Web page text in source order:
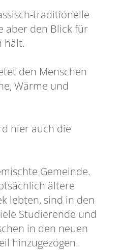
traditionelle
aber den Blick für
hält.
den Menschen
Wärme und
hier auch die
Gemeinde.
ältere
lebten, sind in den
Studierende und
in den neuen
hinzugezogen.